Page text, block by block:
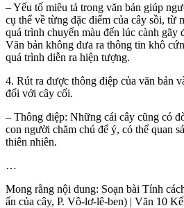
– Yếu tố miêu tả trong văn bản giúp
cụ thể về từng đặc điểm của cây sồi, từ
quá trình chuyển màu đến lúc cành gãy
Văn bản không đưa ra thông tin khô
quá trình diễn ra hiện tượng.
4. Rút ra được thông điệp của văn bản
đối với cây cối.
– Thông điệp: Những cái cây cũng có
con người chăm chú để ý, có thể quan
thiên nhiên.
…
Mong rằng nội dung: Soạn bài Tính
ẩn của cây, P. Vô-lơ-lê-ben) | Văn 10